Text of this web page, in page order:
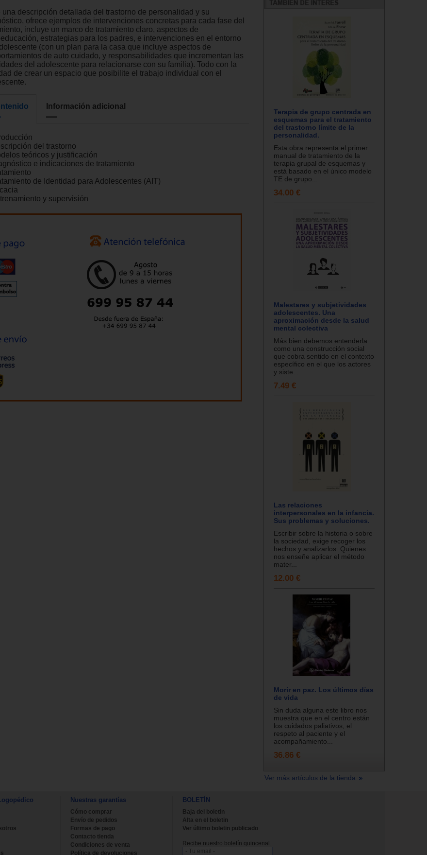
una descripción detallada del trastorno de personalidad y su
ofrece ejemplos de intervenciones concretas para cada fase del
incluye un marco de tratamiento claro, aspectos de
estrategias para los padres, e intervenciones en el entorno
(con un plan para la casa que incluye aspectos de
de auto cuidado, y responsabilidades que incrementan las
del adolescente para relacionarse con su familia). Todo con la
de crear un espacio que posibilite el trabajo individual con el
Información adicional
del trastorno
teóricos y justificación
e indicaciones de tratamiento
de Identidad para Adolescentes (AIT)
y supervisión
Terapia de grupo centrada en
esquemas para el tratamiento
del trastorno límite de la
personalidad.
Esta obra representa el primer
manual de tratamiento de la
terapia grupal de esquemas y
está basado en el único modelo
TE de grupo...
34.00 €
Malestares y subjetividades
adolescentes. Una
aproximación desde la salud
mental colectiva
Más bien debemos entenderla
como una construcción social
que cobra sentido en el contexto
específico en el que los actores
y siste...
7.49 €
Las relaciones
interpersonales en la infancia.
Sus problemas y soluciones.
Escribir sobre la historia o sobre
la sociedad, exige recoger los
hechos y analizarlos. Quienes
nos enseñe aplicar el método
mater...
12.00 €
Morir en paz. Los últimos días
de vida
Sin duda alguna este libro nos
muestra que en el centro están
los cuidados paliativos, el
respeto al paciente y el
acompañamiento...
36.86 €
Ver más artículos de la tienda
Nuestras garantías
Cómo comprar
Envío de pedidos
Formas de pago
Contacto tienda
Condiciones de venta
Política de devoluciones
BOLETÍN
Baja del boletin
Alta en el boletin
Ver último boletin publicado
Recibe nuestro boletín quincenal.